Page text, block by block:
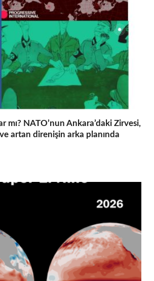
mı? NATO’nun Ankara’daki Zirvesi,
artan direnişin arka planında